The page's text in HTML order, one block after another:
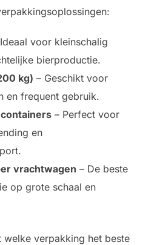
voor kleinschalig
bierproductie.
kg) – Geschikt voor
en frequent gebruik.
– Perfect voor
en
vrachtwagen – De beste
op grote schaal en
welke verpakking het beste